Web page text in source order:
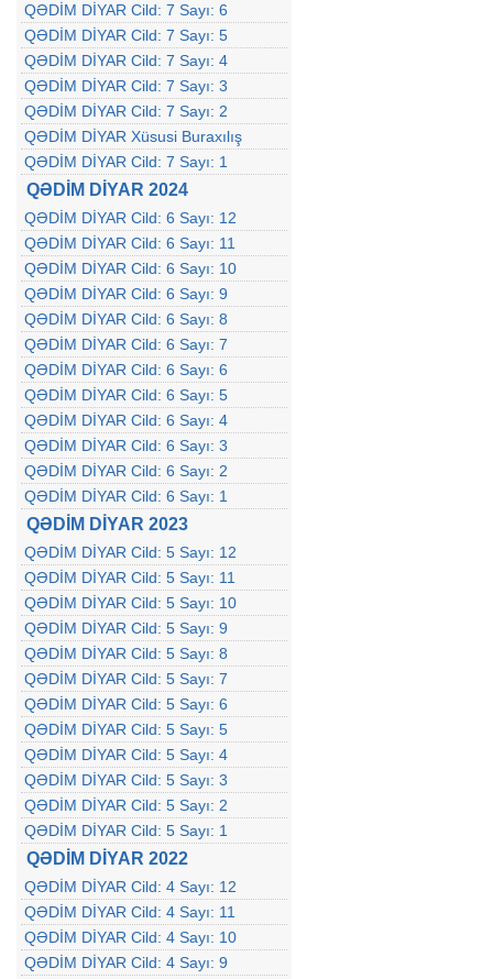
QƏDİM DİYAR Cild: 7 Sayı: 6
QƏDİM DİYAR Cild: 7 Sayı: 5
QƏDİM DİYAR Cild: 7 Sayı: 4
QƏDİM DİYAR Cild: 7 Sayı: 3
QƏDİM DİYAR Cild: 7 Sayı: 2
QƏDİM DİYAR Xüsusi Buraxılış
QƏDİM DİYAR Cild: 7 Sayı: 1
QƏDİM DİYAR 2024
QƏDİM DİYAR Cild: 6 Sayı: 12
QƏDİM DİYAR Cild: 6 Sayı: 11
QƏDİM DİYAR Cild: 6 Sayı: 10
QƏDİM DİYAR Cild: 6 Sayı: 9
QƏDİM DİYAR Cild: 6 Sayı: 8
QƏDİM DİYAR Cild: 6 Sayı: 7
QƏDİM DİYAR Cild: 6 Sayı: 6
QƏDİM DİYAR Cild: 6 Sayı: 5
QƏDİM DİYAR Cild: 6 Sayı: 4
QƏDİM DİYAR Cild: 6 Sayı: 3
QƏDİM DİYAR Cild: 6 Sayı: 2
QƏDİM DİYAR Cild: 6 Sayı: 1
QƏDİM DİYAR 2023
QƏDİM DİYAR Cild: 5 Sayı: 12
QƏDİM DİYAR Cild: 5 Sayı: 11
QƏDİM DİYAR Cild: 5 Sayı: 10
QƏDİM DİYAR Cild: 5 Sayı: 9
QƏDİM DİYAR Cild: 5 Sayı: 8
QƏDİM DİYAR Cild: 5 Sayı: 7
QƏDİM DİYAR Cild: 5 Sayı: 6
QƏDİM DİYAR Cild: 5 Sayı: 5
QƏDİM DİYAR Cild: 5 Sayı: 4
QƏDİM DİYAR Cild: 5 Sayı: 3
QƏDİM DİYAR Cild: 5 Sayı: 2
QƏDİM DİYAR Cild: 5 Sayı: 1
QƏDİM DİYAR 2022
QƏDİM DİYAR Cild: 4 Sayı: 12
QƏDİM DİYAR Cild: 4 Sayı: 11
QƏDİM DİYAR Cild: 4 Sayı: 10
QƏDİM DİYAR Cild: 4 Sayı: 9